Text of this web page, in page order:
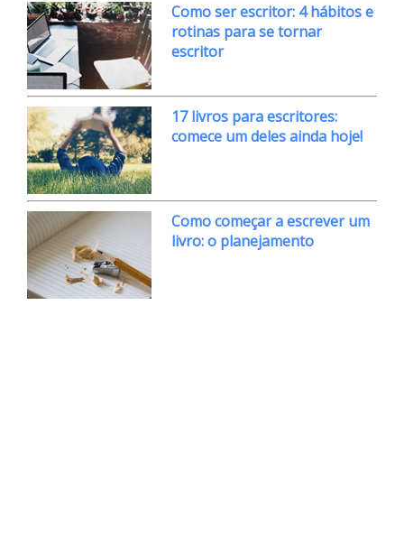
Como ser escritor: 4 hábitos e
rotinas para se tornar
escritor
17 livros para escritores:
comece um deles ainda hoje!
Como começar a escrever um
livro: o planejamento